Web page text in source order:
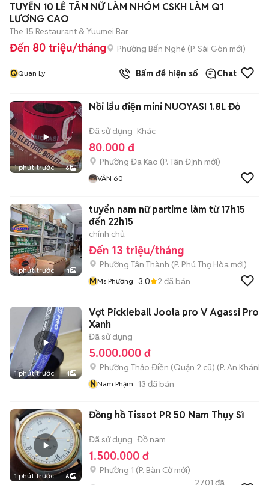
TUYỂN 10 LỄ TÂN NỮ LÀM NHÓM CSKH LÀM Q1
LƯƠNG CAO
The 15 Restaurant & Yuumei Bar
Đến 80 triệu/tháng Phường Bến Nghé (P. Sài Gòn mới)
QQuan Ly Bấm để hiện số Chat
1 phút trước 6
Nồi lẩu điện mini NUOYASI 1.8L Đỏ
Đã sử dụng Khác
80.000 đ
Phường Đa Kao (P. Tân Định mới)
VÂN 60
1 phút trước 1
tuyển nam nữ partime làm từ 17h15
đến 22h15
chính chủ
Đến 13 triệu/tháng
Phường Tân Thành (P. Phú Thọ Hòa mới)
MMs Phương 3.0 2 đã bán
1 phút trước 4
Vợt Pickleball Joola pro V Agassi Pro V
Xanh
Đã sử dụng
5.000.000 đ
Phường Thảo Điền (Quận 2 cũ) (P. An Khánh
NNam Phạm 13 đã bán
1 phút trước 6
Đồng hồ Tissot PR 50 Nam Thụy Sĩ
Đã sử dụng Đồ nam
1.500.000 đ
Phường 1 (P. Bàn Cờmới)
2701 đã